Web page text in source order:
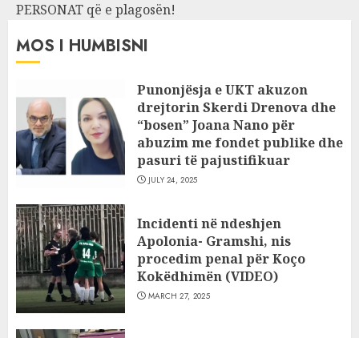
PERSONAT që e plagosën!
MOS I HUMBISNI
Punonjësja e UKT akuzon
drejtorin Skerdi Drenova dhe
“bosen” Joana Nano për
abuzim me fondet publike dhe
pasuri të pajustifikuar
JULY 24, 2025
Incidenti në ndeshjen
Apolonia- Gramshi, nis
procedim penal për Koço
Kokëdhimën (VIDEO)
MARCH 27, 2025